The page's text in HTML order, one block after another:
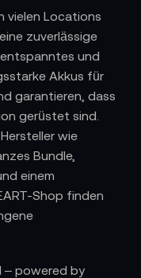
vielen Locations
zuverlässige
und
Akkus für
garantieren, dass
gerüstet sind.
wie
Bundle,
einem
Shop finden
– powered by